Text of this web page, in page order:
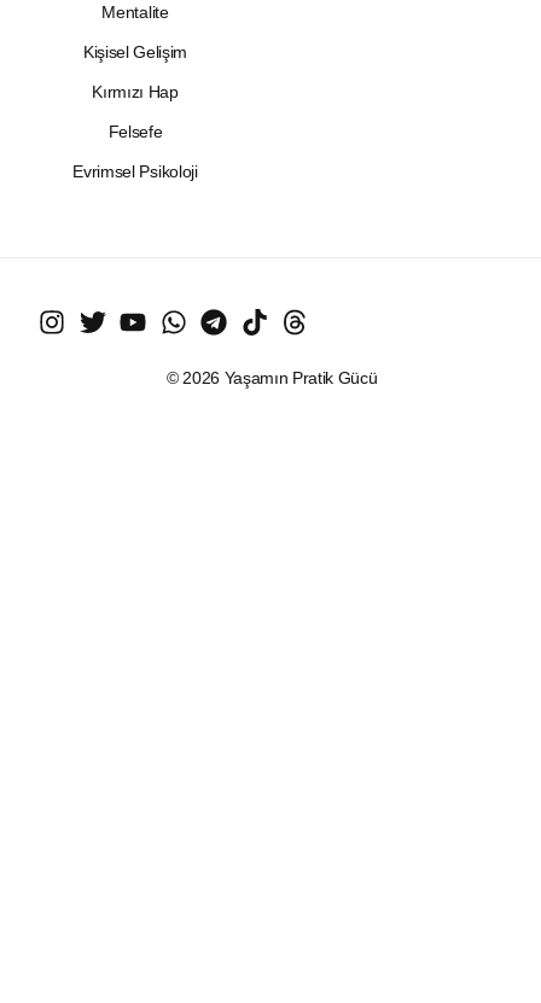
Mentalite
Kişisel Gelişim
Kırmızı Hap
Felsefe
Evrimsel Psikoloji
© 2026 Yaşamın Pratik Gücü